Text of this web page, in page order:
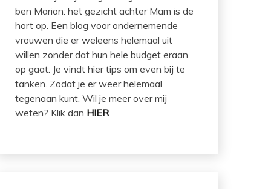
ben Marion: het gezicht achter Mam is de
hort op. Een blog voor ondernemende
vrouwen die er weleens helemaal uit
willen zonder dat hun hele budget eraan
op gaat. Je vindt hier tips om even bij te
tanken. Zodat je er weer helemaal
tegenaan kunt. Wil je meer over mij
weten? Klik dan HIER